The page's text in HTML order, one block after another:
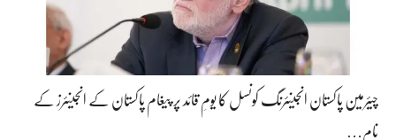
چیئرمین پاکستان انجینئرنگ کونسل کا یومِ قائد پر پیغام پاکستان کے انجینئرز کے
نام…